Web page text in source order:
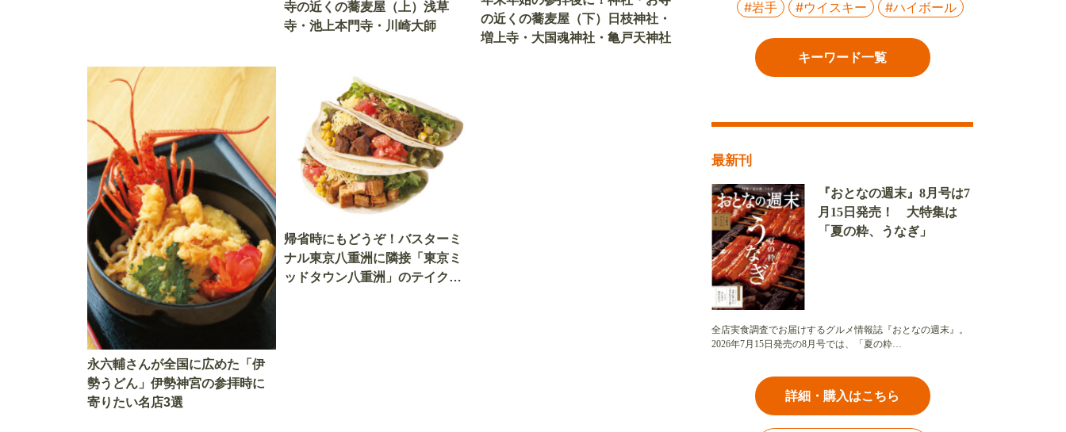
寺の近くの蕎麦屋（上）浅草
寺・池上本門寺・川崎大師
の近くの蕎麦屋（下）日枝神社・
増上寺・大国魂神社・亀戸天神社
永六輔さんが全国に広めた「伊
勢うどん」伊勢神宮の参拝時に
寄りたい名店3選
帰省時にもどうぞ！バスターミ
ナル東京八重洲に隣接「東京ミ
ッドタウン八重洲」のテイクア
#岩手
#ウイスキー #ハイボール
キーワード一覧
最新刊
『おとなの週末』8月号は7
月15日発売！ 大特集は
「夏の粋、うなぎ」
全店実食調査でお届けするグルメ情報誌『おとなの週末』。
2026年7月15日発売の8月号では、「夏の粋…
詳細・購入はこちら